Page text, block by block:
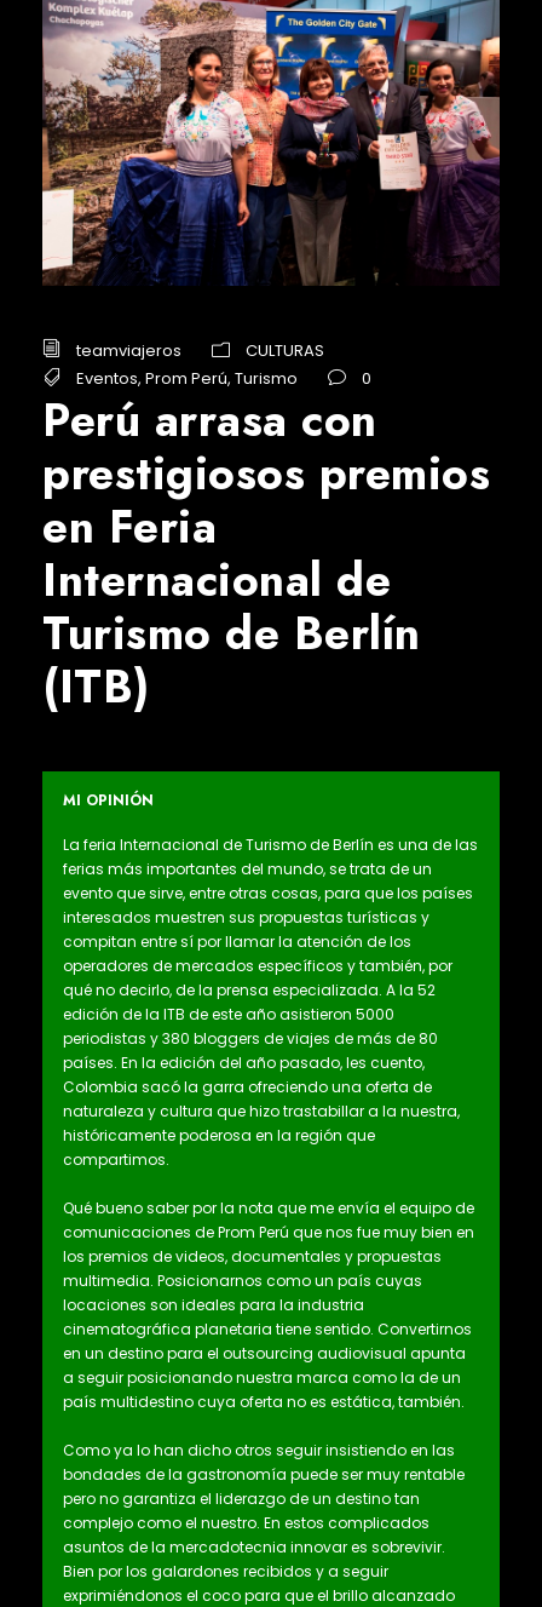
teamviajeros
CULTURAS
Eventos, Prom Perú, Turismo 0
Perú arrasa con
prestigiosos premios
en Feria
Internacional de
Turismo de Berlín
(ITB)
MI OPINIÓN
La feria Internacional de Turismo de Berlín es una de las
ferias más importantes del mundo, se trata de un
evento que sirve, entre otras cosas, para que los países
interesados muestren sus propuestas turísticas y
compitan entre sí por llamar la atención de los
operadores de mercados específicos y también, por
qué no decirlo, de la prensa especializada. A la 52
edición de la ITB de este año asistieron 5000
periodistas y 380 bloggers de viajes de más de 80
países. En la edición del año pasado, les cuento,
Colombia sacó la garra ofreciendo una oferta de
naturaleza y cultura que hizo trastabillar a la nuestra,
históricamente poderosa en la región que
compartimos.
Qué bueno saber por la nota que me envía el equipo de
comunicaciones de Prom Perú que nos fue muy bien en
los premios de videos, documentales y propuestas
multimedia. Posicionarnos como un país cuyas
locaciones son ideales para la industria
cinematográfica planetaria tiene sentido. Convertirnos
en un destino para el outsourcing audiovisual apunta
a seguir posicionando nuestra marca como la de un
país multidestino cuya oferta no es estática, también.
Como ya lo han dicho otros seguir insistiendo en las
bondades de la gastronomía puede ser muy rentable
pero no garantiza el liderazgo de un destino tan
complejo como el nuestro. En estos complicados
asuntos de la mercadotecnia innovar es sobrevivir.
Bien por los galardones recibidos y a seguir
exprimiéndonos el coco para que el brillo alcanzado